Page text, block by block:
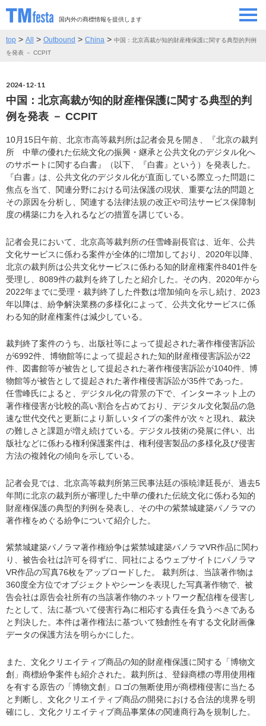
国内外の商標情報を提供します
SEMINAR/EVENT
CONTRIBUTORS 情報提供者
CONTACT お問い合わせ
top > All > Outbound > China > 中国：北京高裁が知的財産権保護に関する典型的判例
を発表 － CCPIT
2024-12-11
中国：北京高裁が知的財産権保護に関する典型的判
例を発表 － CCPIT
10月15日午前、北京市高等裁判所は記者会見を開き、『北京の裁判
所 中華の優れた伝統文化の振興・継承と公共文化のデジタル化へ
のサポートに関する白書』（以下、『白書』という）を発表した。
『白書』は、公共文化のデジタル化が直面している際立った問題に
焦点を当て、関連分野における司法保護の現状、重要な法的問題と
その原因を分析し、関連する法律法規の改正や司法サービス保障制
度の構築に力を入れるなどの措置を講じている。
記者会見において、北京高等裁判所の任雪峰副長官は、近年、公共
文化サービスに係わる案件が全体的に増加しており、2020年以降、
北京の裁判所は公共文化サービスに係わる知的財産権案件8401件を
受理し、8089件の裁判を終了したと紹介した。その内、2020年から
2022年までに受理・裁判終了した件数は増加傾向を示し続け、2023
年以降は、紛争解決業務の多様化によって、公共文化サービスに係
わる知的財産権案件は減少している。
裁判終了案件のうち、出版社等によって提起された著作権侵害訴訟
が6992件、博物館等によって提起された知的財産権侵害訴訟が22
件、図書館等が被告として提起された著作権侵害訴訟が1040件、博
物館等が被告として提起された著作権侵害訴訟が35件であった。
任雪峰氏によると、デジタル化の背景の下で、インターネット上の
著作権侵害が比較的高い割合を占めており、デジタル文化製品の急
速な世代交代と更新により新しいタイプの案件が次々と現れ、裁決
の難しさと課題が増え続けている。デジタル技術の発展に伴い、出
版社などに係わる権利保護案件は、権利侵害製品の多様化及び侵害
方法の複雑化の傾向を示している。
記者会見では、北京高等裁判所第三民事法廷の張暁津廷長が、過去5
年間に北京の裁判所が審理した中華の優れた伝統文化に係わる知的
財産権保護の典型的判例を発表し、その中の紫禁城建築パノラマの
著作権をめぐる紛争について紹介した。
紫禁城建築パノラマ著作権紛争は紫禁城建築パノラマVR作品に関わ
り、被告会社は許可を得ずに、同社によるウェブサイトにパノラマ
VR作品の写真76枚をアップロードした。 裁判所は、当該著作物は
360度全方位でオブジェクトやシーンを表現した写真著作物で、被
告会社は原告会社所有の当該著作物のネットワーク配信権を侵害し
たとして、法に基づいて侵害行為に相応する責任を負うべきである
と判決した。本件は著作権法に基づいて独創性を有する文化財画像
データの保護方法を明らかにした。
また、文化クリエイティブ商品の知的財産権保護に関する「博物文
創」商標紛争案件も紹介された。裁判所は、登録商標の専用使用権
を有する原告の「博物文創」ロゴの無断使用が商標権侵害に当たる
と判断し、文化クリエイティブ商品の開発における合法的境界を明
確にし、文化クリエイティブ商品事業体の関連商行為を規制した。